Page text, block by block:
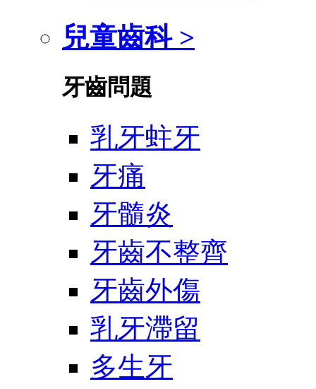
兒童齒科 >
牙齒問題
乳牙蛀牙
牙痛
牙髓炎
牙齒不整齊
牙齒外傷
乳牙滯留
多生牙